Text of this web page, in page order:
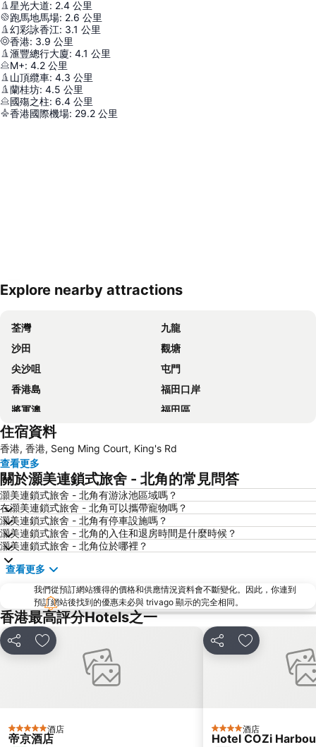
星光大道: 2.4 公里
跑馬地馬場: 2.6 公里
幻彩詠香江: 3.1 公里
香港: 3.9 公里
滙豐總行大廈: 4.1 公里
M+: 4.2 公里
山頂纜車: 4.3 公里
蘭桂坊: 4.5 公里
國殤之柱: 6.4 公里
香港國際機場: 29.2 公里
展開地圖
Explore nearby attractions
荃灣
九龍
沙田
觀塘
尖沙咀
屯門
香港島
福田口岸
將軍澳
福田區
Mong Kok Metro Station
南山區
東涌
元朗
紅磡
天水圍
Wan Chai Metro Station
海洋公園
深水埗區
黃金海岸
香港迪士尼樂園
新界
羅湖口岸
羅湖
North Point Metro Station
中環
Cheung Chau
羅湖口岸
Sheung Wan Metro Station
Tsing Yi Metro Station
寶安區
Causeway Bay Metro Station
深圳野生動物園
大梅沙海濱公園
住宿資料
香港, 香港, Seng Ming Court, King's Rd
查看更多
關於灝美連鎖式旅舍 - 北角的常見問答
灝美連鎖式旅舍 - 北角有游泳池區域嗎？
在灝美連鎖式旅舍 - 北角可以攜帶寵物嗎？
灝美連鎖式旅舍 - 北角有停車設施嗎？
灝美連鎖式旅舍 - 北角的入住和退房時間是什麼時候？
灝美連鎖式旅舍 - 北角位於哪裡？
查看更多
我們從預訂網站獲得的價格和供應情況資料會不斷變化。因此，你連到
預訂網站後找到的優惠未必與 trivago 顯示的完全相同。
香港最高評分Hotels之一
分享 放到收藏夾
5 星級 酒店
帝京酒店
分享 放到收藏夾
4 星級 酒店
Hotel COZi